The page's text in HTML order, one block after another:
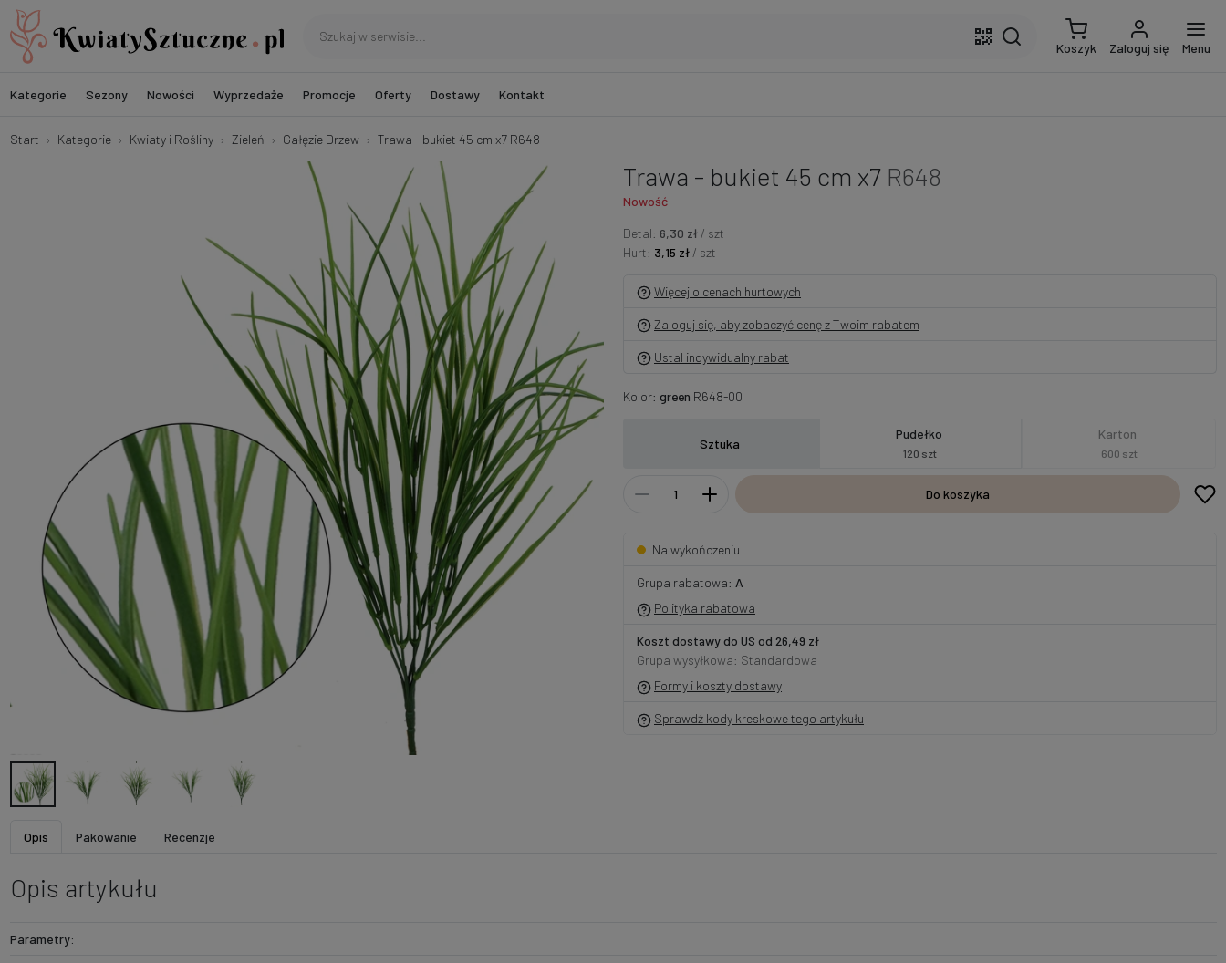
Koszyk Zaloguj się Menu
Kategorie Sezony Nowości Wyprzedaże Promocje Oferty Dostawy Kontakt
Start Kategorie Kwiaty i Rośliny Zieleń Gałęzie Drzew Trawa - bukiet 45 cm x7 R648
Trawa - bukiet 45 cm x7 R648
Nowość
Detal: 6,30 zł / szt
Hurt: 3,15 zł / szt
Więcej o cenach hurtowych
Zaloguj się, aby zobaczyć cenę z Twoim rabatem
Ustal indywidualny rabat
Kolor: green R648-00
Sztuka
Pudełko
120 szt
Karton
600 szt
Do koszyka
Na wykończeniu
Grupa rabatowa: A
Polityka rabatowa
Koszt dostawy do US od 26,49 zł
Grupa wysyłkowa: Standardowa
Formy i koszty dostawy
Sprawdź kody kreskowe tego artykułu
Opis Pakowanie Recenzje
Opis artykułu
Parametry: